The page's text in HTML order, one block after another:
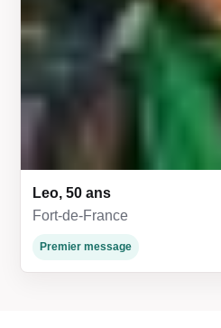
Leo, 50 ans
Fort-de-France
Premier message